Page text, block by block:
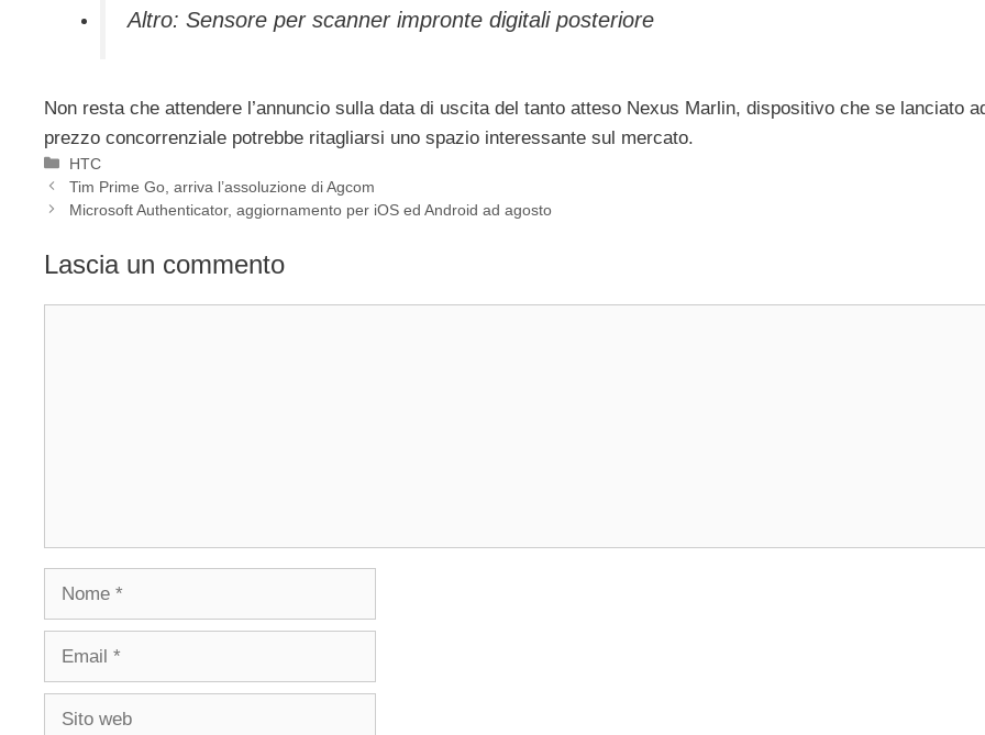
Altro: Sensore per scanner impronte digitali posteriore
Non resta che attendere l’annuncio sulla data di uscita del tanto atteso Nexus Marlin, dispositivo che se lanciato
prezzo concorrenziale potrebbe ritagliarsi uno spazio interessante sul mercato.
Categorie
HTC
Tim Prime Go, arriva l’assoluzione di Agcom
Microsoft Authenticator, aggiornamento per iOS ed Android ad agosto
Lascia un commento
Nome
Email
Sito